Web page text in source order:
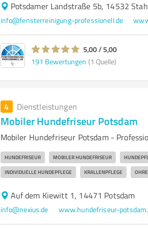
Potsdamer Landstraße 5b, 14532
info@fensterreinigung-professionell.de
5,00 / 5,00
191 Bewertungen (1 Quelle)
4 Dienstleistungen
Mobiler Hundefriseur Potsdam
Mobiler Hundefriseur Potsdam -
HUNDEFRISEUR MOBILER HUNDEFRISEUR
INDIVIDUELLE HUNDEPFLEGE KRALLENPFLEGE
Auf dem Kiewitt 1, 14471 Potsdam
info@nexius.de www.hundefriseur-